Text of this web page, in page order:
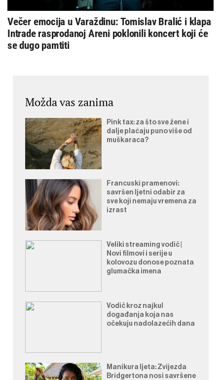
Večer emocija u Varaždinu: Tomislav Bralić i klapa
Intrade rasprodanoj Areni poklonili koncert koji će
se dugo pamtiti
Možda vas zanima
Pink tax: za što sve žene i
dalje plaćaju puno više od
muškaraca?
Francuski pramenovi:
savršen ljetni odabir za
sve koji nemaju vremena za
izrast
Veliki streaming vodič |
Novi filmovi i serije u
kolovozu donose poznata
glumačka imena
Vodič kroz najkul
događanja koja nas
očekuju nadolazećih dana
Manikura ljeta: Zvijezda
Bridgertona nosi savršene